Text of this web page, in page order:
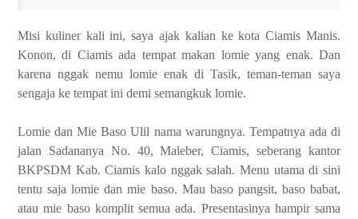
Misi kuliner kali ini, saya ajak kalian ke kota Ciamis Manis.
Konon, di Ciamis ada tempat makan lomie yang enak. Dan
karena nggak nemu lomie enak di Tasik, teman-teman saya
sengaja ke tempat ini demi semangkuk lomie.
Lomie dan Mie Baso Ulil nama warungnya. Tempatnya ada di
jalan Sadananya No. 40, Maleber, Ciamis, seberang kantor
BKPSDM Kab. Ciamis kalo nggak salah. Menu utama di sini
tentu saja lomie dan mie baso. Mau baso pangsit, baso babat,
atau mie baso komplit semua ada. Presentasinya hampir sama